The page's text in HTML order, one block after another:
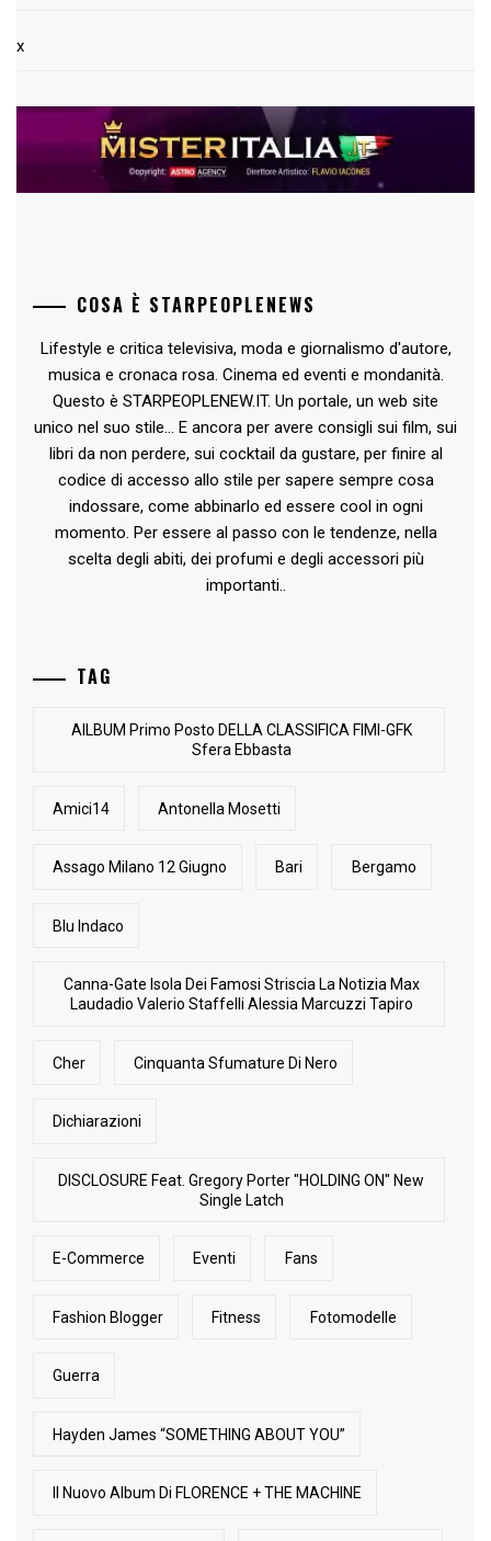
x
COSA È STARPEOPLENEWS
Lifestyle e critica televisiva, moda e giornalismo d'autore,
musica e cronaca rosa. Cinema ed eventi e mondanità.
Questo è STARPEOPLENEW.IT. Un portale, un web site
unico nel suo stile... E ancora per avere consigli sui film, sui
libri da non perdere, sui cocktail da gustare, per finire al
codice di accesso allo stile per sapere sempre cosa
indossare, come abbinarlo ed essere cool in ogni
momento. Per essere al passo con le tendenze, nella
scelta degli abiti, dei profumi e degli accessori più
importanti..
TAG
AlLBUM Primo Posto DELLA CLASSIFICA FIMI-GFK
Sfera Ebbasta
Amici14 Antonella Mosetti
Assago Milano 12 Giugno Bari Bergamo
Blu Indaco
Canna-Gate Isola Dei Famosi Striscia La Notizia Max
Laudadio Valerio Staffelli Alessia Marcuzzi Tapiro
Cher Cinquanta Sfumature Di Nero
Dichiarazioni
DISCLOSURE Feat. Gregory Porter "HOLDING ON" New
Single Latch
E-Commerce Eventi Fans
Fashion Blogger Fitness Fotomodelle
Guerra
Hayden James “SOMETHING ABOUT YOU”
Il Nuovo Album Di FLORENCE + THE MACHINE